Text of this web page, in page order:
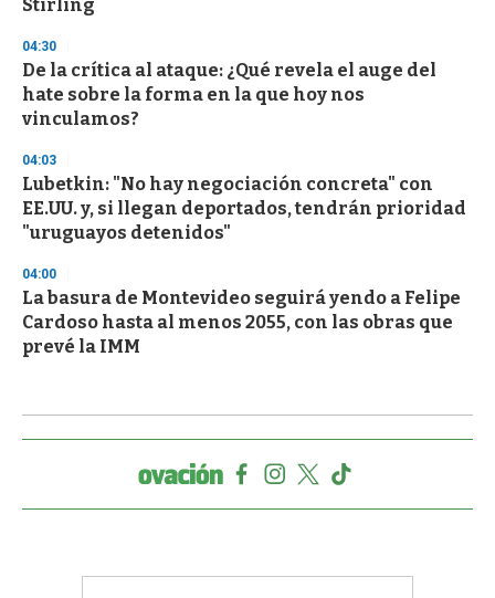
Stirling
04:30
De la crítica al ataque: ¿Qué revela el auge del
hate sobre la forma en la que hoy nos
vinculamos?
04:03
Lubetkin: "No hay negociación concreta" con
EE.UU. y, si llegan deportados, tendrán prioridad
"uruguayos detenidos"
04:00
La basura de Montevideo seguirá yendo a Felipe
Cardoso hasta al menos 2055, con las obras que
prevé la IMM